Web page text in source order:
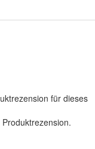
für dieses
.